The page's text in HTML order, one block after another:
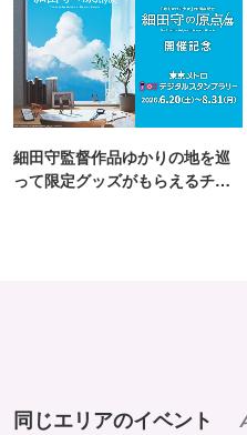
細田守監督作品ゆかりの地を巡
って限定グッズがもらえるチャ
同じエリアのイベント